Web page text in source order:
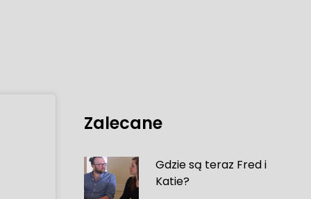
Zalecane
Gdzie są teraz Fred i
Katie?